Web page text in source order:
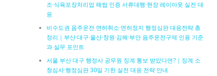
조·식육포장처리업 해썹 인증 서류대행·현장 레이아웃 실전 대
응
비수도권 음주운전 면허취소·면허정지 행정심판 대응전략 총
정리｜부산·대구·울산·창원·김해·부안 음주운전구제 인용 기준
과 실무 포인트
서울 부산 대구 행정사 공무원 징계 통보 받았다면?｜징계 소
청심사·행정심판 30일 기한 실전 대응 전략 안내